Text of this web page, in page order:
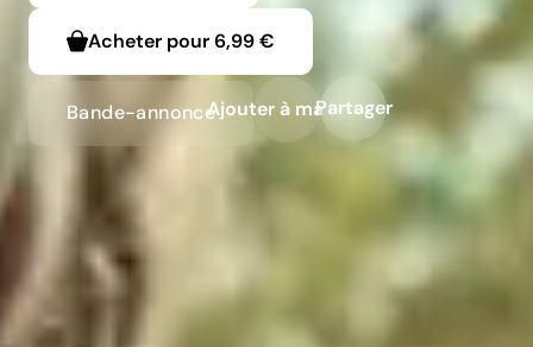
Acheter pour6,99 €
Bande-annonceAjouter à ma liste
Partager